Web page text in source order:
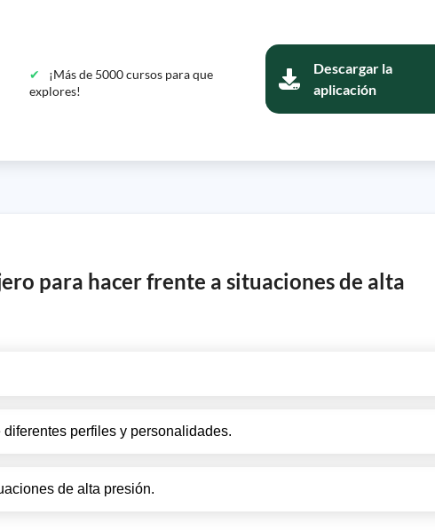
¡Más de 5000 cursos para que
explores!
Descargar la
aplicación
para hacer frente a situaciones de alta
perfiles y personalidades.
de alta presión.